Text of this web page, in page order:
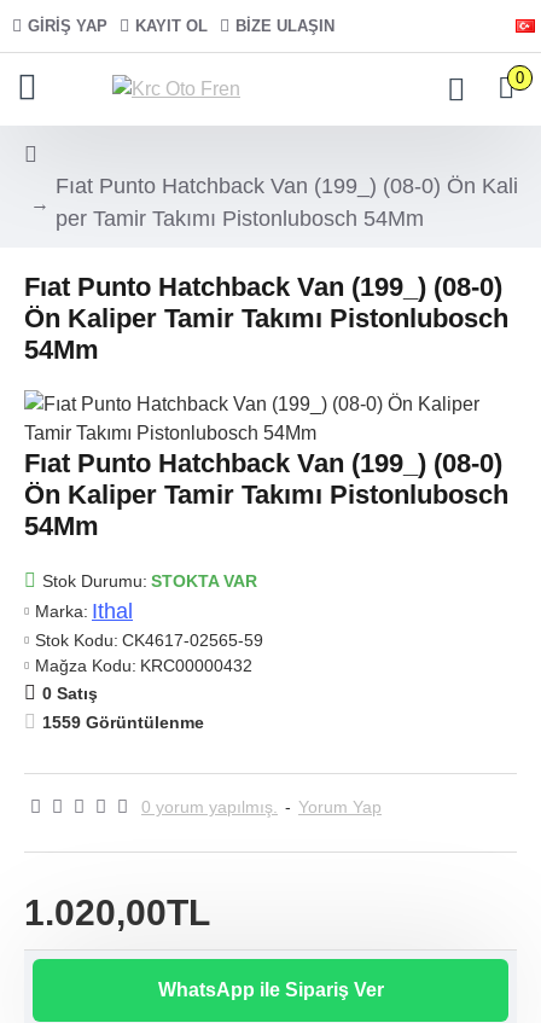
GIRIŞ YAP KAYIT OL BIZE ULAŞIN
0
Fıat Punto Hatchback Van (199_) (08-0) Ön Kali
per Tamir Takımı Pistonlubosch 54Mm
Fıat Punto Hatchback Van (199_) (08-0)
Ön Kaliper Tamir Takımı Pistonlubosch
54Mm
Fıat Punto Hatchback Van (199_) (08-0)
Ön Kaliper Tamir Takımı Pistonlubosch
54Mm
Stok Durumu: STOKTA VAR
Marka: Ithal
Stok Kodu: CK4617-02565-59
Mağza Kodu: KRC00000432
0 Satış
1559 Görüntülenme
0 yorum yapılmış. - Yorum Yap
1.020,00TL
WhatsApp ile Sipariş Ver